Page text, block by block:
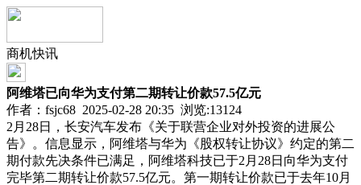
商机快讯
阿维塔已向华为支付第二期转让价款57.5亿元
作者：fsjc68 2025-02-28 20:35 浏览:13124
2月28日，长安汽车发布《关于联营企业对外投资的进展公
告》。信息显示，阿维塔与华为《股权转让协议》约定的第二
期付款先决条件已满足，阿维塔科技已于2月28日向华为支付
完毕第二期转让价款57.5亿元。第一期转让价款已于去年10月